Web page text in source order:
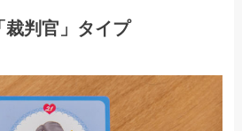
裁判官」タイプ